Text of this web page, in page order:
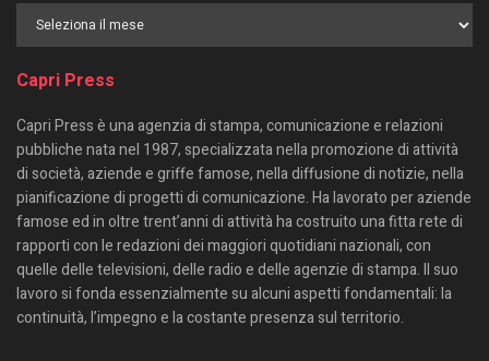
Capri Press
Capri Press è una agenzia di stampa, comunicazione e relazioni
pubbliche nata nel 1987, specializzata nella promozione di attività
di società, aziende e griffe famose, nella diffusione di notizie, nella
pianificazione di progetti di comunicazione. Ha lavorato per aziende
famose ed in oltre trent’anni di attività ha costruito una fitta rete di
rapporti con le redazioni dei maggiori quotidiani nazionali, con
quelle delle televisioni, delle radio e delle agenzie di stampa. Il suo
lavoro si fonda essenzialmente su alcuni aspetti fondamentali: la
continuità, l’impegno e la costante presenza sul territorio.